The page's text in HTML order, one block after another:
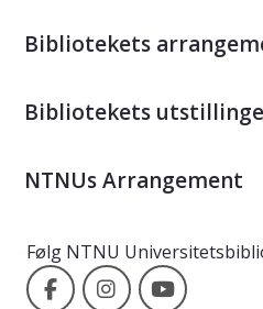
Bibliotekets
Bibliotekets
NTNUs Arrangement
Følg NTNU
NTNU NTNUNTNU